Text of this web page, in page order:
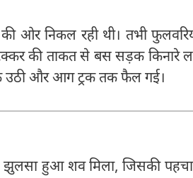
ओर निकल रही थी। तभी
की ताकत से बस सड़क किनारे
उठी और आग ट्रक तक फैल गई।
झुलसा हुआ शव मिला, जिसकी